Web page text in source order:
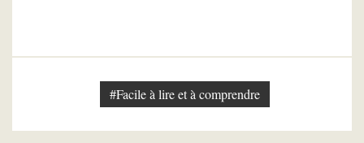
#Facile à lire et à comprendre